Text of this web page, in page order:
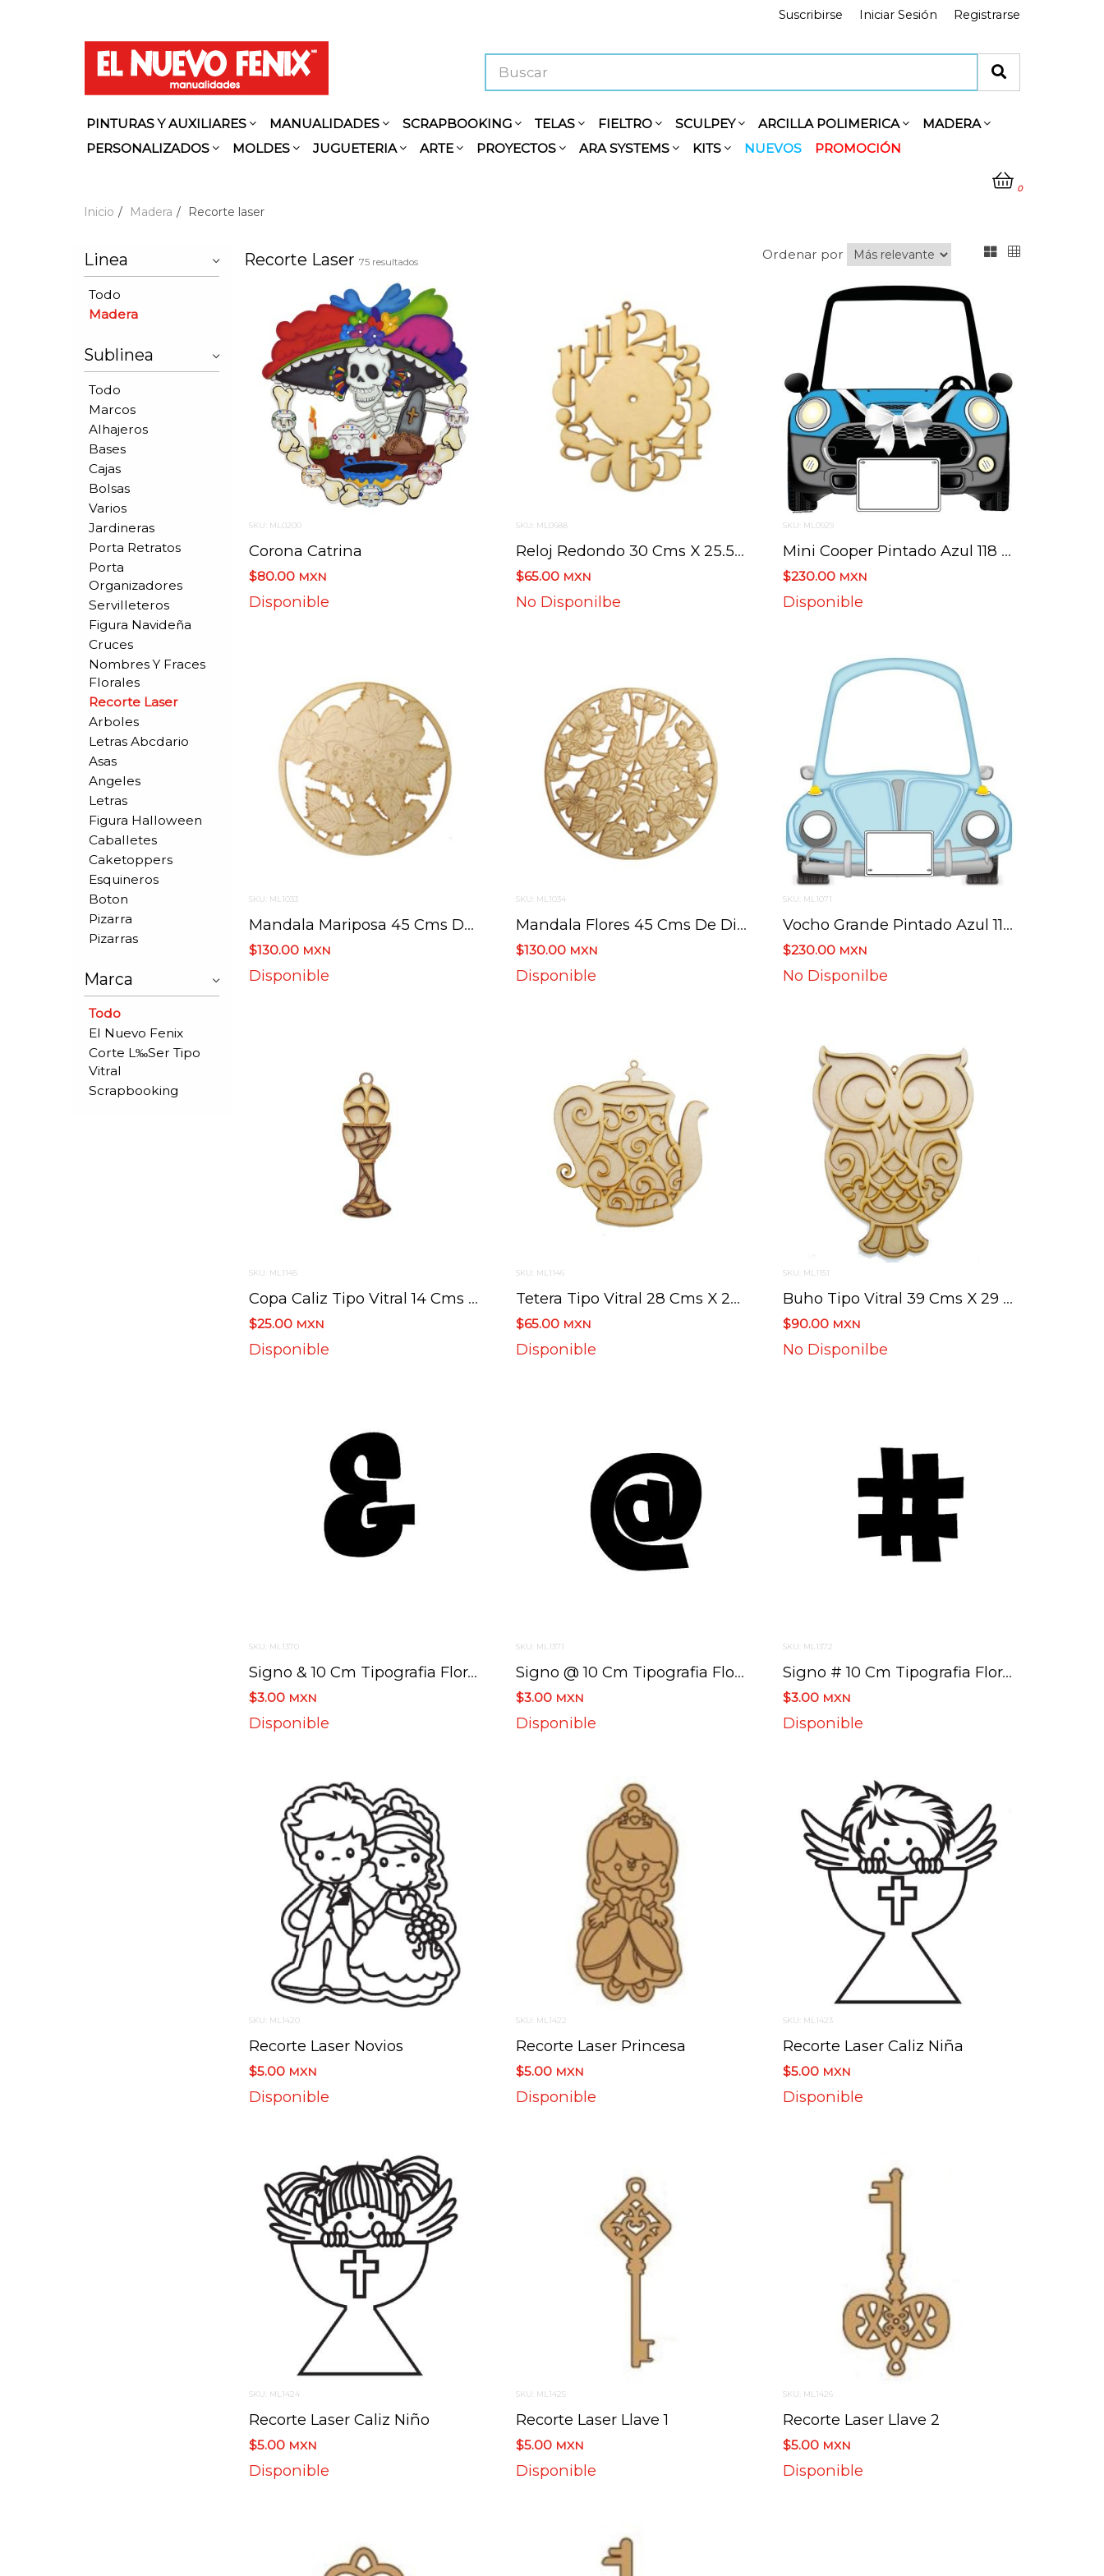
Registrarse
Iniciar Sesión
Suscribirse
PINTURAS Y AUXILIARES MANUALIDADES SCRAPBOOKING TELAS FIELTRO SCULPEY ARCILLA POLIMERICA
MADERA
PERSONALIZADOS
MOLDES JUGUETERIA ARTE PROYECTOS ARA SYSTEMS KITS NUEVOS PROMOCIÓN
0
Inicio Madera Recorte laser
Linea
Todo
Madera
Sublinea
Todo
Marcos
Alhajeros
Bases
Cajas
Bolsas
Varios
Jardineras
Porta Retratos
Porta
Organizadores
Servilleteros
Figura Navideña
Cruces
Nombres Y Fraces
Florales
Recorte Laser
Arboles
Letras Abcdario
Asas
Angeles
Letras
Figura Halloween
Caballetes
Caketoppers
Esquineros
Boton
Pizarra
Pizarras
Marca
Todo
El Nuevo Fenix
Corte L‰ser Tipo
Vitral
Scrapbooking
Recorte Laser 75 resultados Ordenar por
SKU: ML0200
Corona Catrina
$80.00 MXN
Disponible
SKU: ML0688
Reloj Redondo 30 Cms X 25.5 Cms
$65.00 MXN
No Disponilbe
SKU: ML0929
Mini Cooper Pintado Azul 118 Cms X 115 Cms
$230.00 MXN
Disponible
SKU: ML1033
Mandala Mariposa 45 Cms De Diametro
$130.00 MXN
Disponible
SKU: ML1034
Mandala Flores 45 Cms De Diametro
$130.00 MXN
Disponible
SKU: ML1071
Vocho Grande Pintado Azul 115 Cms X 118 Cms
$230.00 MXN
No Disponilbe
SKU: ML1145
Copa Caliz Tipo Vitral 14 Cms X 5 Cms
$25.00 MXN
Disponible
SKU: ML1146
Tetera Tipo Vitral 28 Cms X 27 Cms
$65.00 MXN
Disponible
SKU: ML1151
Buho Tipo Vitral 39 Cms X 29 Cms
$90.00 MXN
No Disponilbe
SKU: ML1370
Signo & 10 Cm Tipografia Floraless
$3.00 MXN
Disponible
SKU: ML1371
Signo @ 10 Cm Tipografia Floraless
$3.00 MXN
Disponible
SKU: ML1372
Signo # 10 Cm Tipografia Floraless
$3.00 MXN
Disponible
SKU: ML1420
Recorte Laser Novios
$5.00 MXN
Disponible
SKU: ML1422
Recorte Laser Princesa
$5.00 MXN
Disponible
SKU: ML1423
Recorte Laser Caliz Niña
$5.00 MXN
Disponible
SKU: ML1424
Recorte Laser Caliz Niño
$5.00 MXN
Disponible
SKU: ML1425
Recorte Laser Llave 1
$5.00 MXN
Disponible
SKU: ML1426
Recorte Laser Llave 2
$5.00 MXN
Disponible